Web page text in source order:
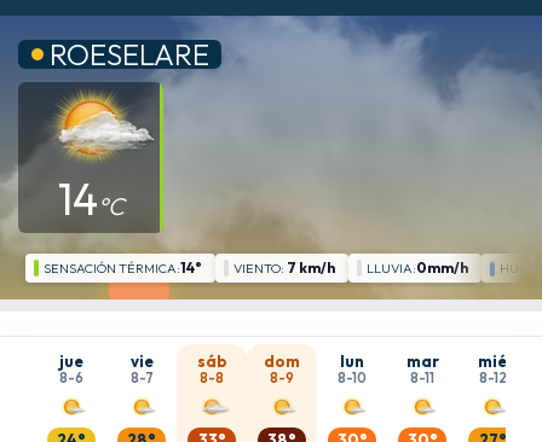
ROESELARE
14°C
SENSACIÓN TÉRMICA:14° VIENTO: 7 km/h LLUVIA:0mm/h
jue
8-6
vie
8-7
sáb
8-8
dom
8-9
lun
8-10
mar
8-11
mié
8-12